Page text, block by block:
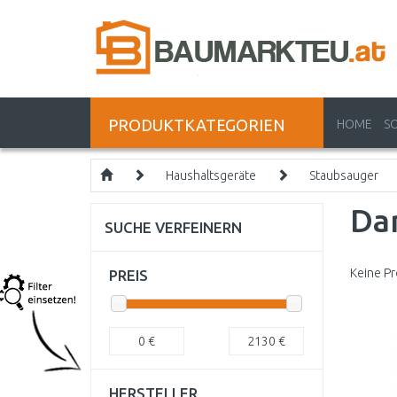
PRODUKTKATEGORIEN HOME
Haushaltsgeräte Staubsauger
Keine
SUCHE VERFEINERN
PREIS
0 € 2130 €
HERSTELLER